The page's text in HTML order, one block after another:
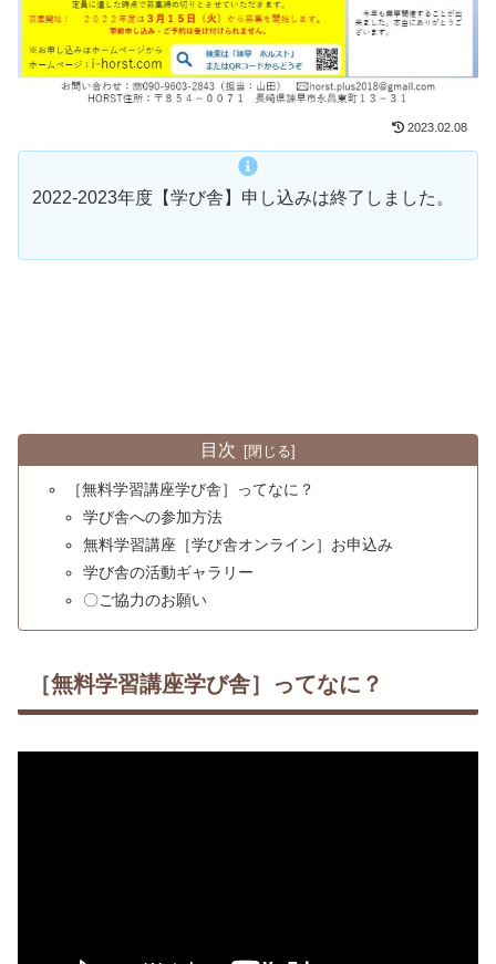
2023.02.08
2022-2023年度【学び舎】申し込みは終了しました。
目次
［無料学習講座学び舎］ってなに？
学び舎への参加方法
無料学習講座［学び舎オンライン］お申込み
学び舎の活動ギャラリー
〇ご協力のお願い
［無料学習講座学び舎］ってなに？